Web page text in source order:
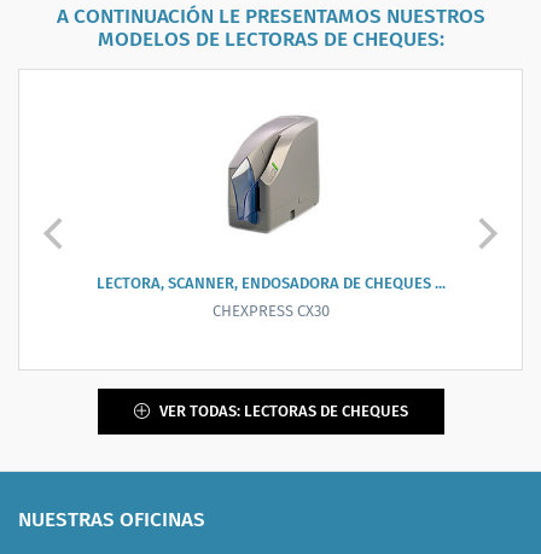
A CONTINUACIÓN LE PRESENTAMOS NUESTROS
MODELOS DE LECTORAS DE CHEQUES:
LECTORA, SCANNER, ENDOSADORA DE CHEQUES ...
CHEXPRESS CX30
VER TODAS: LECTORAS DE CHEQUES
NUESTRAS OFICINAS